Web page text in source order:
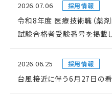
2026.07.06 採用情報
令和8年度 医療技術職（薬剤
試験合格者受験番号を掲載
2026.06.25 採用情報
台風接近に伴う6月27日の